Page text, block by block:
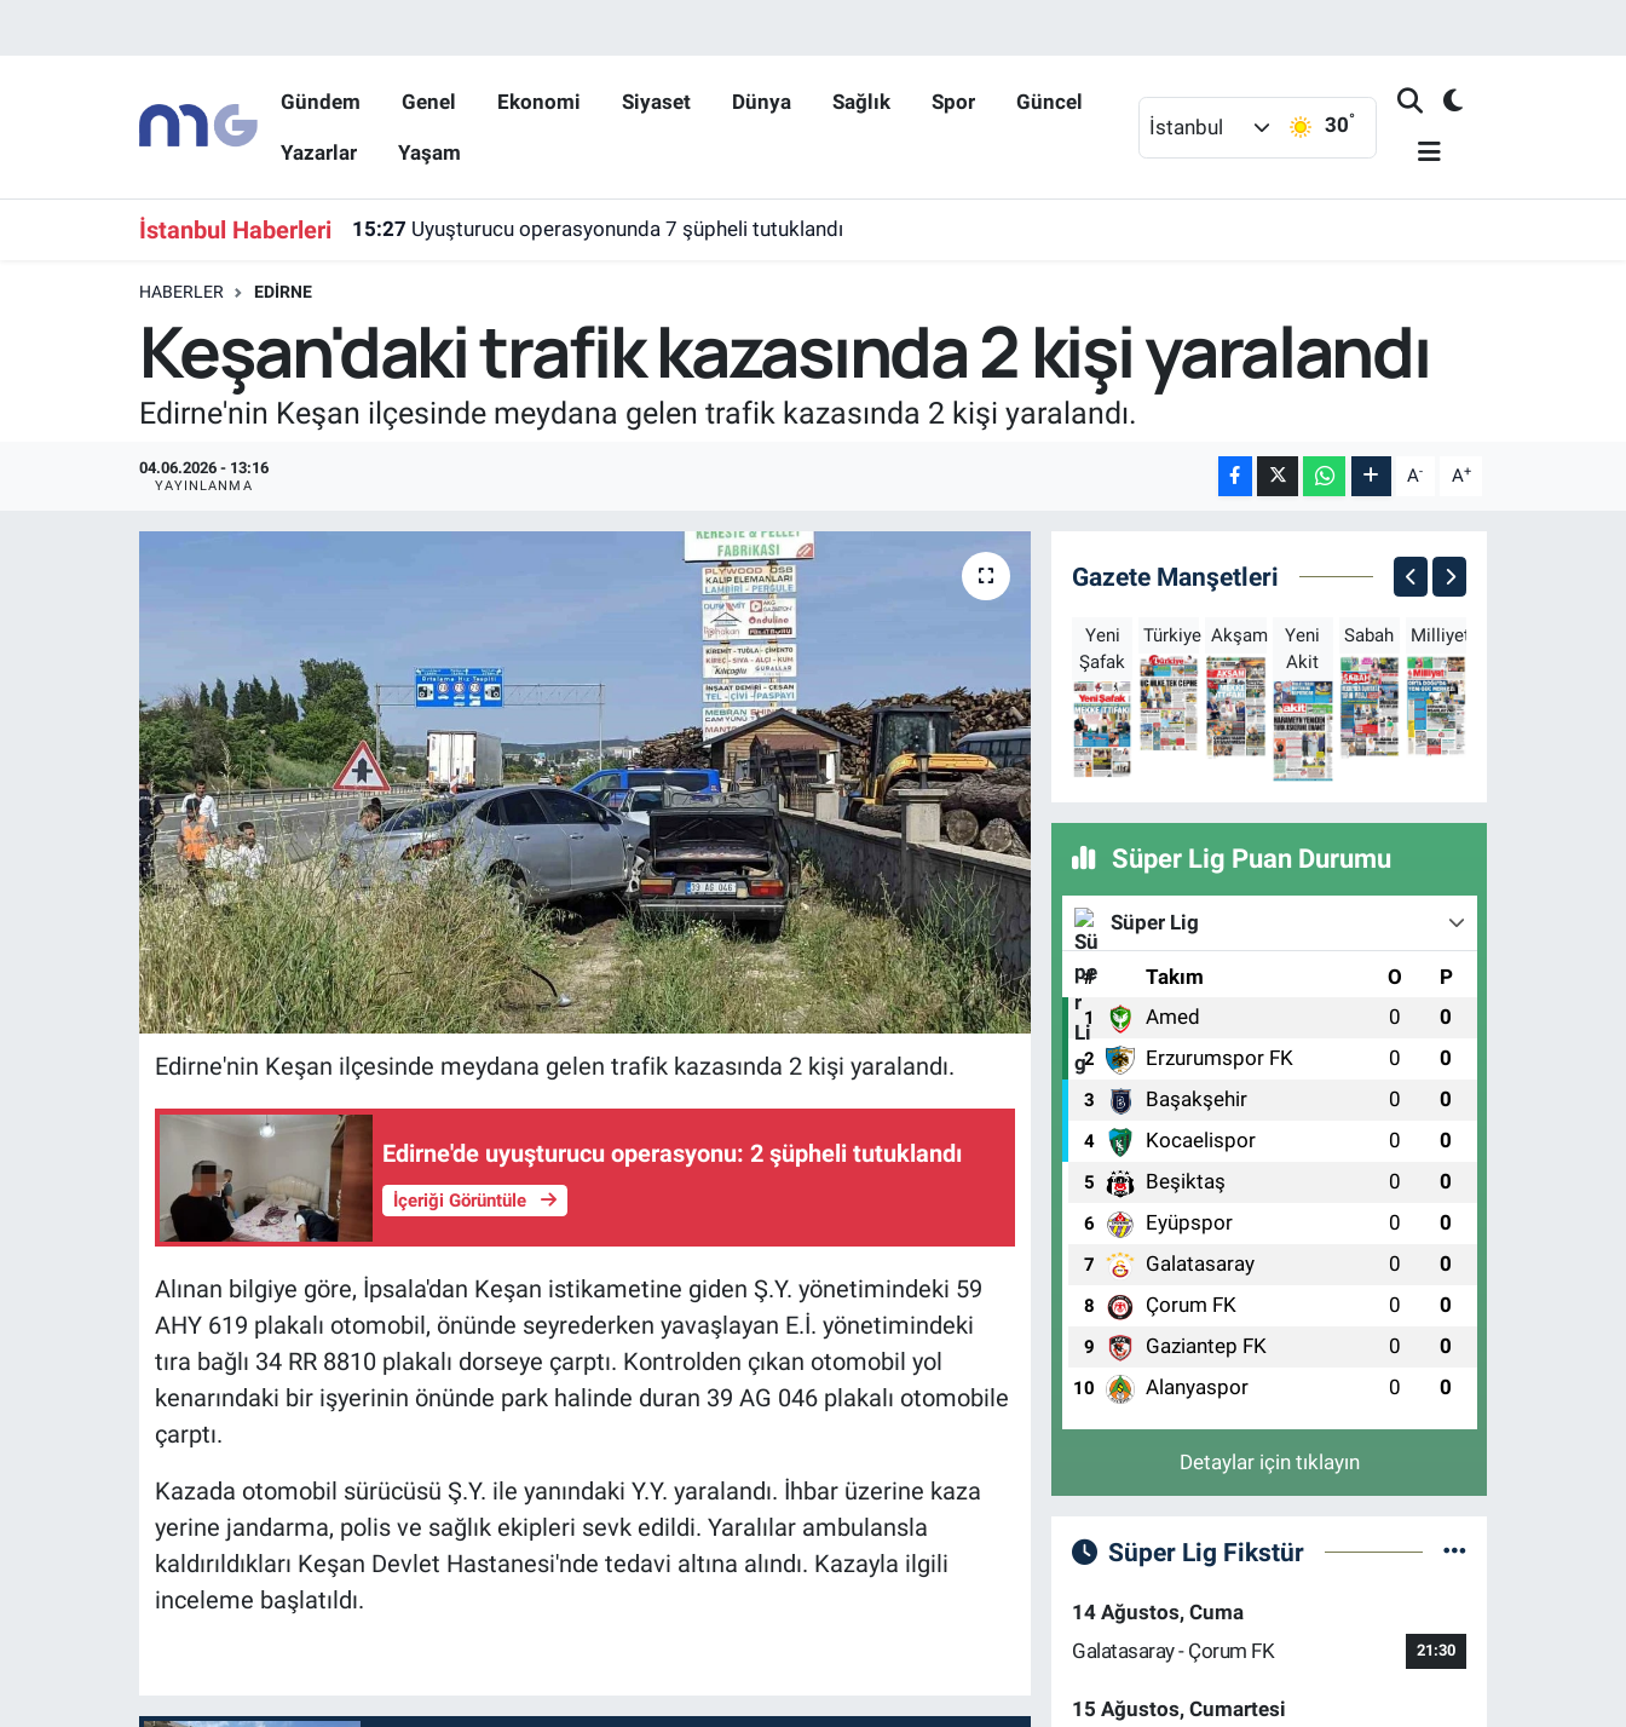
Gündem Genel Ekonomi Siyaset Dünya Sağlık Spor Güncel
Yazarlar Yaşam
İstanbul 30°
İstanbul Haberleri 15:27 Uyuşturucu operasyonunda 7 şüpheli tutuklandı
HABERLER EDIRNE
Keşan'daki trafik kazasında 2 kişi yaralandı
Edirne'nin Keşan ilçesinde meydana gelen trafik kazasında 2 kişi yaralandı.
04.06.2026 - 13:16
YAYINLANMA A- A+
Edirne'nin Keşan ilçesinde meydana gelen trafik kazasında 2 kişi yaralandı.
Edirne'de uyuşturucu operasyonu: 2 şüpheli tutuklandı
İçeriği Görüntüle
Alınan bilgiye göre, İpsala'dan Keşan istikametine giden Ş.Y. yönetimindeki 59
AHY 619 plakalı otomobil, önünde seyrederken yavaşlayan E.İ. yönetimindeki
tıra bağlı 34 RR 8810 plakalı dorseye çarptı. Kontrolden çıkan otomobil yol
kenarındaki bir işyerinin önünde park halinde duran 39 AG 046 plakalı otomobile
çarptı.
Kazada otomobil sürücüsü Ş.Y. ile yanındaki Y.Y. yaralandı. İhbar üzerine kaza
yerine jandarma, polis ve sağlık ekipleri sevk edildi. Yaralılar ambulansla
kaldırıldıkları Keşan Devlet Hastanesi'nde tedavi altına alındı. Kazayla ilgili
inceleme başlatıldı.
Gazete Manşetleri
Yeni
Şafak
Türkiye Akşam
Yeni
Akit
Sabah Milliyet
Süper Lig Puan Durumu
Süper Lig
# Takım O P
1 Amed 0 0
2 Erzurumspor FK 0 0
3 Başakşehir 0 0
4 Kocaelispor 0 0
5 Beşiktaş 0 0
6 Eyüpspor 0 0
7 Galatasaray 0 0
8 Çorum FK 0 0
9 Gaziantep FK 0 0
10 Alanyaspor 0 0
Detaylar için tıklayın
Süper Lig Fikstür
14 Ağustos, Cuma
Galatasaray - Çorum FK
21:30
15 Ağustos, Cumartesi
Hava Durumu
İstanbul Namaz Vakitleri
Süper Lig Puan Durumu ve Fikstür
Tüm Manşetler
Son Dakika Haberleri